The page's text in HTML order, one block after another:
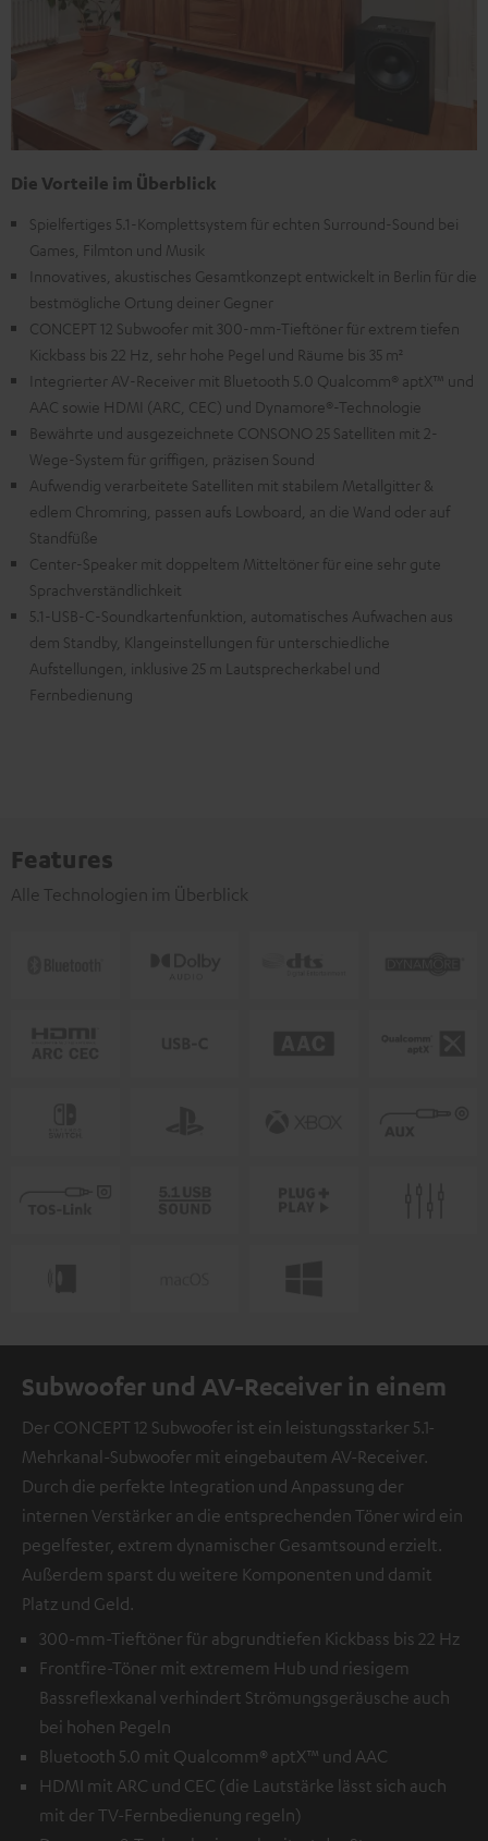
Die Vorteile im Überblick
Spielfertiges 5.1-Komplettsystem für echten Surround-Sound bei
Games, Filmton und Musik
Innovatives, akustisches Gesamtkonzept entwickelt in Berlin für die
bestmögliche Ortung deiner Gegner
CONCEPT 12 Subwoofer mit 300-mm-Tieftöner für extrem tiefen
Kickbass bis 22 Hz, sehr hohe Pegel und Räume bis 35 m²
Integrierter AV-Receiver mit Bluetooth 5.0 Qualcomm® aptX™ und
AAC sowie HDMI (ARC, CEC) und Dynamore®-Technologie
Bewährte und ausgezeichnete CONSONO 25 Satelliten mit 2-
Wege-System für griffigen, präzisen Sound
Aufwendig verarbeitete Satelliten mit stabilem Metallgitter &
edlem Chromring, passen aufs Lowboard, an die Wand oder auf
Standfüße
Center-Speaker mit doppeltem Mitteltöner für eine sehr gute
Sprachverständlichkeit
5.1-USB-C-Soundkartenfunktion, automatisches Aufwachen aus
dem Standby, Klangeinstellungen für unterschiedliche
Aufstellungen, inklusive 25 m Lautsprecherkabel und
Fernbedienung
Features
Alle Technologien im Überblick
Subwoofer und AV-Receiver in einem
Der CONCEPT 12 Subwoofer ist ein leistungsstarker 5.1-
Mehrkanal-Subwoofer mit eingebautem AV-Receiver.
Durch die perfekte Integration und Anpassung der
internen Verstärker an die entsprechenden Töner wird ein
pegelfester, extrem dynamischer Gesamtsound erzielt.
Außerdem sparst du weitere Komponenten und damit
Platz und Geld.
300-mm-Tieftöner für abgrundtiefen Kickbass bis 22 Hz
Frontfire-Töner mit extremem Hub und riesigem
Bassreflexkanal verhindert Strömungsgeräusche auch
bei hohen Pegeln
Bluetooth 5.0 mit Qualcomm® aptX™ und AAC
HDMI mit ARC und CEC (die Lautstärke lässt sich auch
mit der TV-Fernbedienung regeln)